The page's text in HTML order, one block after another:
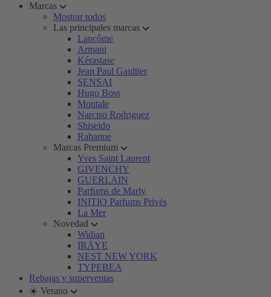
Marcas
Mostrar todos
Las principales marcas
Lancôme
Armani
Kérastase
Jean Paul Gaultier
SENSAI
Hugo Boss
Montale
Narciso Rodriguez
Shiseido
Rabanne
Marcas Premium
Yves Saint Laurent
GIVENCHY
GUERLAIN
Parfums de Marly
INITIO Parfums Privés
La Mer
Novedad
Widian
IRÄYE
NEST NEW YORK
TYPEBEA
Rebajas y superventas
☀️ Verano